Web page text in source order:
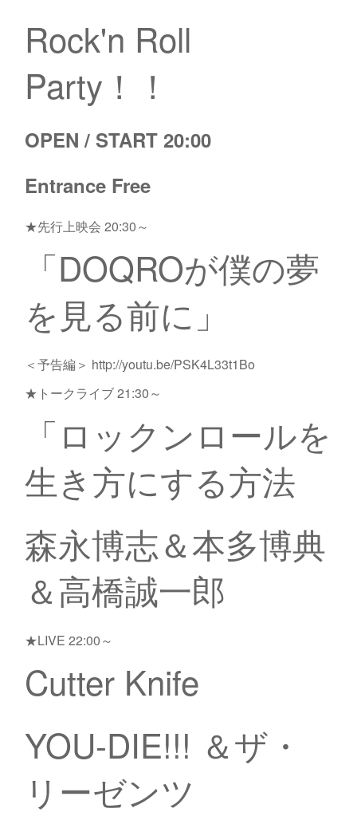
Rock'n Roll
Party！！
OPEN / START 20:00
Entrance Free
★先行上映会 20:30～
「DOQROが僕の夢
を見る前に」
＜予告編＞ http://youtu.be/PSK4L33t1Bo
★トークライブ 21:30～
「ロックンロールを
生き方にする方法
森永博志＆本多博典
＆高橋誠一郎
★LIVE 22:00～
Cutter Knife
YOU-DIE!!! ＆ザ・
リーゼンツ